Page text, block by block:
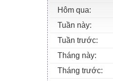
Hôm qua:
Tuần này:
Tuần trước:
Tháng này:
Tháng trước: